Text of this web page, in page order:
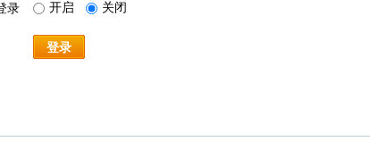
录 开启 关闭
登录